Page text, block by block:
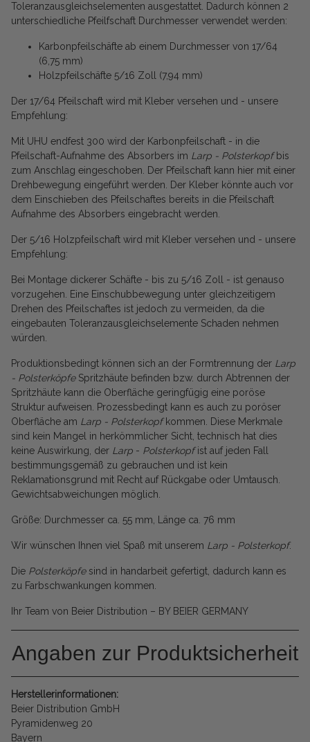
Toleranzausgleichselementen ausgestattet. Dadurch können 2
unterschiedliche Pfeilfschaft Durchmesser verwendet werden:
Karbonpfeilschäfte ab einem Durchmesser von 17/64
(6,75 mm)
Holzpfeilschäfte 5/16 Zoll (7,94 mm)
Der 17/64 Pfeilschaft wird mit Kleber versehen und - unsere
Empfehlung:
Mit UHU endfest 300 wird der Karbonpfeilschaft - in die
Pfeilschaft-Aufnahme des Absorbers im Larp - Polsterkopfbis
zum Anschlag eingeschoben. Der Pfeilschaft kann hier mit einer
Drehbewegung eingeführt werden. Der Kleber könnte auch vor
dem Einschieben des Pfeilschaftes bereits in die Pfeilschaft
Aufnahme des Absorbers eingebracht werden.
Der 5/16 Holzpfeilschaft wird mit Kleber versehen und - unsere
Empfehlung:
Bei Montage dickerer Schäfte - bis zu 5/16 Zoll - ist genauso
vorzugehen. Eine Einschubbewegung unter gleichzeitigem
Drehen des Pfeilschaftes ist jedoch zu vermeiden, da die
eingebauten Toleranzausgleichselemente Schaden nehmen
würden.
Produktionsbedingt können sich an der Formtrennung der Larp
- PolsterköpfeSpritzhäute befinden bzw. durch Abtrennen der
Spritzhäute kann die Oberfläche geringfügig eine poröse
Struktur aufweisen. Prozessbedingt kann es auch zu poröser
Oberfläche am Larp - Polsterkopfkommen. Diese Merkmale
sind kein Mangel in herkömmlicher Sicht, technisch hat dies
keine Auswirkung, der Larp - Polsterkopfist auf jeden Fall
bestimmungsgemäß zu gebrauchen und ist kein
Reklamationsgrund mit Recht auf Rückgabe oder Umtausch.
Gewichtsabweichungen möglich.
Größe: Durchmesser ca. 55 mm, Länge ca. 76 mm
Wir wünschen Ihnen viel Spaß mit unserem Larp - Polsterkopf.
Die Polsterköpfesind in handarbeit gefertigt, dadurch kann es
zu Farbschwankungen kommen.
Ihr Team von Beier Distribution – BY BEIER GERMANY
Angaben zur Produktsicherheit
Herstellerinformationen:
Beier Distribution GmbH
Pyramidenweg 20
Bayern